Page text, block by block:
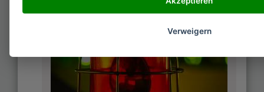
Verweigern